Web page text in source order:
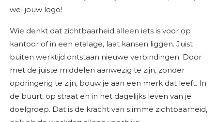
wel jouw logo!
Wie denkt dat zichtbaarheid alleen iets is voor op
kantoor of in een etalage, laat kansen liggen. Juist
buiten werktijd ontstaan nieuwe verbindingen. Door
met de juiste middelen aanwezig te zijn, zonder
opdringerig te zijn, bouw je aan een merk dat leeft. In
de buurt, op straat en in het dagelijks leven van je
doelgroep. Dat is de kracht van slimme zichtbaarheid,